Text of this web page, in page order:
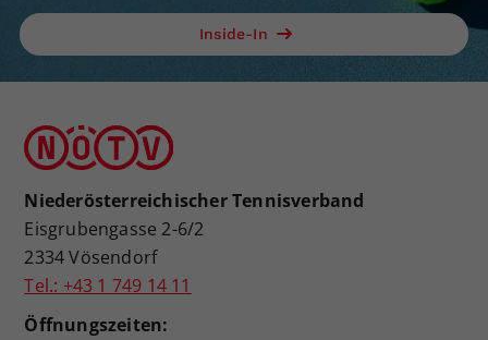
Inside-In
Niederösterreichischer Tennisverband
Eisgrubengasse 2-6/2
2334 Vösendorf
Tel.: +43 1 749 14 11
Öffnungszeiten: